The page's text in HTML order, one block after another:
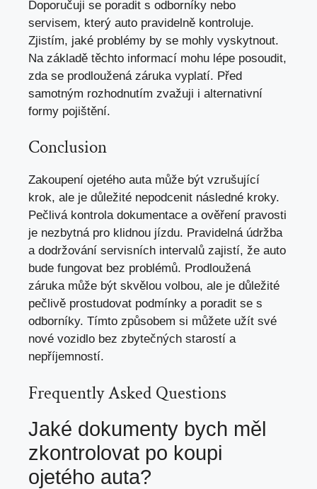
Doporučuji se poradit s odborníky nebo
servisem, který auto pravidelně kontroluje.
Zjistím, jaké problémy by se mohly vyskytnout.
Na základě těchto informací mohu lépe posoudit,
zda se prodloužená záruka vyplatí. Před
samotným rozhodnutím zvažuji i alternativní
formy pojištění.
Conclusion
Zakoupení ojetého auta může být vzrušující
krok, ale je důležité nepodcenit následné kroky.
Pečlivá kontrola dokumentace a ověření pravosti
je nezbytná pro klidnou jízdu. Pravidelná údržba
a dodržování servisních intervalů zajistí, že auto
bude fungovat bez problémů. Prodloužená
záruka může být skvělou volbou, ale je důležité
pečlivě prostudovat podmínky a poradit se s
odborníky. Tímto způsobem si můžete užít své
nové vozidlo bez zbytečných starostí a
nepříjemností.
Frequently Asked Questions
Jaké dokumenty bych měl
zkontrolovat po koupi
ojetého auta?